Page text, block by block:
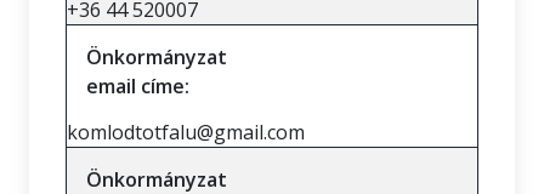
+36 44 520007
Önkormányzat
email címe:
komlodtotfalu@gmail.com
Önkormányzat